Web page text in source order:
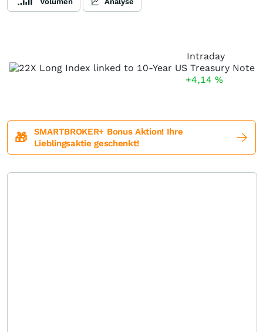
Intraday
+4,14 %
🎁
SMARTBROKER+ Bonus Aktion! Ihre
Lieblingsaktie geschenkt!